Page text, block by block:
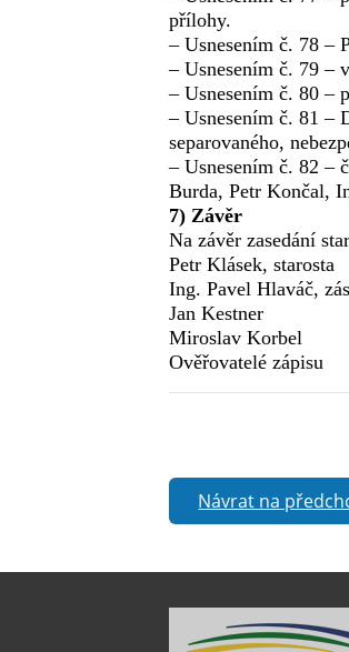
přílohy.
– Usnesením č. 78 –
– Usnesením č. 79 –
– Usnesením č. 80 –
– Usnesením č. 81 –
separovaného,
– Usnesením č. 82 –
Burda, Petr Končal,
7) Závěr
Na závěr zasedání
Petr Klásek, starosta
Ing. Pavel Hlaváč,
Jan Kestner
Miroslav Korbel
Ověřovatelé zápisu
Návrat na